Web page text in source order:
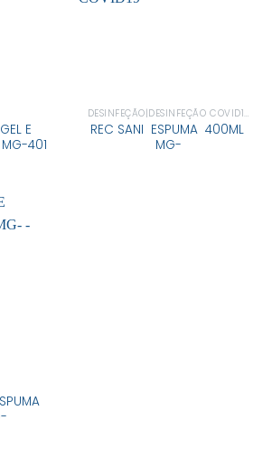
E
401
DESINFEÇÃO|DESINFEÇÃO COVID19
REC SANI ESPUMA 400ML
MG-